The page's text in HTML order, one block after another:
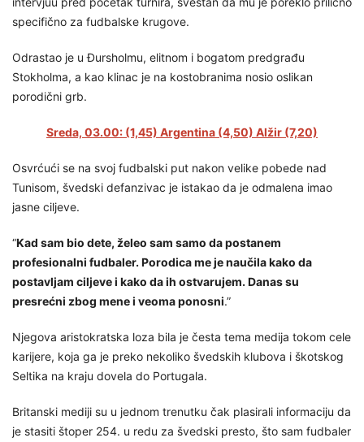
specifično za fudbalske krugove.
Odrastao je u Đursholmu, elitnom i bogatom predgrađu
Stokholma, a kao klinac je na kostobranima nosio oslikan
porodični grb.
Sreda, 03.00: (1,45) Argentina (4,50) Alžir (7,20)
Osvrćući se na svoj fudbalski put nakon velike pobede nad
Tunisom, švedski defanzivac je istakao da je odmalena imao
jasne ciljeve.
“Kad sam bio dete, želeo sam samo da postanem
profesionalni fudbaler. Porodica me je naučila kako da
postavljam ciljeve i kako da ih ostvarujem. Danas su
presrećni zbog mene i veoma ponosni.”
Njegova aristokratska loza bila je česta tema medija tokom cele
karijere, koja ga je preko nekoliko švedskih klubova i škotskog
Seltika na kraju dovela do Portugala.
Britanski mediji su u jednom trenutku čak plasirali informaciju da
je stasiti štoper 254. u redu za švedski presto, što sam fudbaler